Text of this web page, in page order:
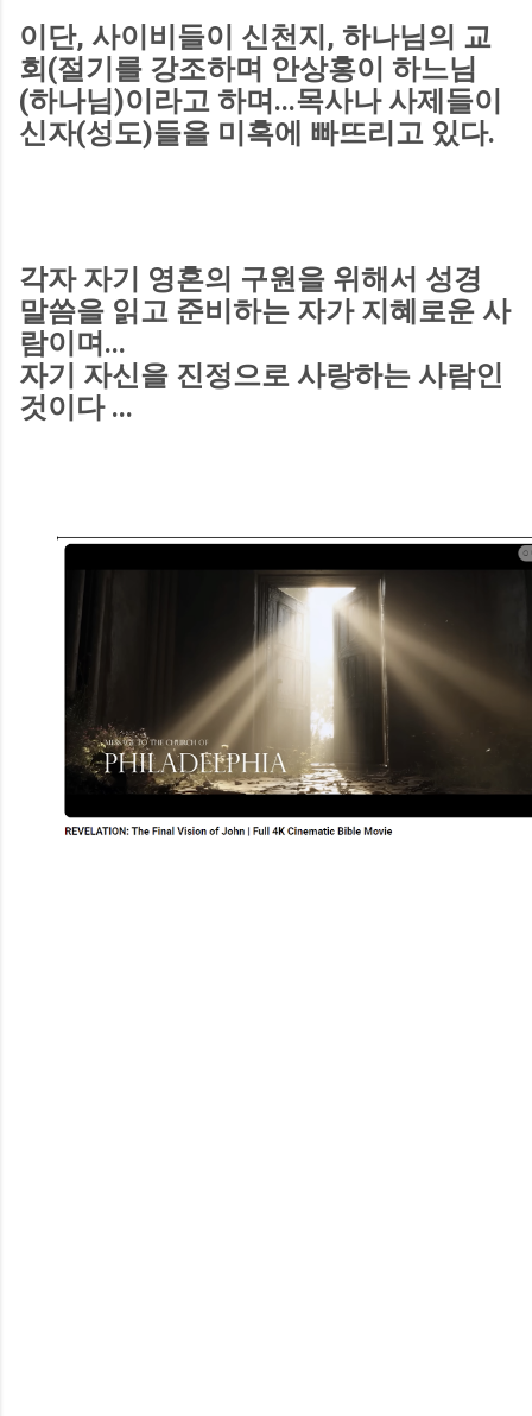
이단, 사이비들이 신천지, 하나님의 교
회(절기를 강조하며 안상홍이 하느님
(하나님)이라고 하며...목사나 사제들이
신자(성도)들을 미혹에 빠뜨리고 있다.
각자 자기 영혼의 구원을 위해서 성경
말씀을 읽고 준비하는 자가 지혜로운 사
람이며...
자기 자신을 진정으로 사랑하는 사람인
것이다 ...